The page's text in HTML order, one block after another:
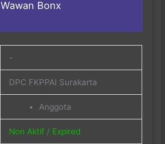
Wawan Bonx
-
DPC FKPPAI Surakarta
Anggota
Non Aktif / Expired